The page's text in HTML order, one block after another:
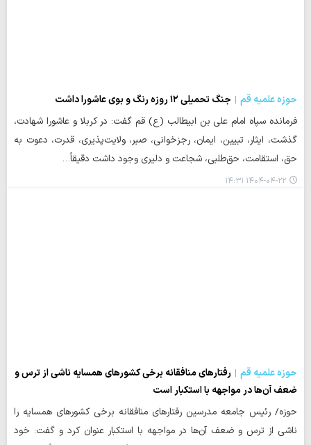
حوزه علمیه قم
جنگ تحمیلی ۱۲ روزه رنگ و بوی عاشورا داشت
فرمانده سپاه امام علی بن ابیطالب (ع) قم گفت: در کربلا و عاشورا شهادت،
گذشت، ایثار، تبیین، ایمان، رجزخوانی، صبر، ولایت‌پذیری، قدرت، دعوت به
حق، استقامت، حق‌طلبی، شجاعت و دلیری وجود داشت دقیقاً…
۱۴۰۴-۰۴-۲۲ ۱۴:۳۱
حوزه علمیه قم
رفتارهای منافقانه برخی کشورهای همسایه ناشی از ترس و
ضعف آن‌ها در مواجهه با استکبار است
حوزه/ رئیس جامعه مدرسین رفتارهای منافقانه برخی کشورهای همسایه را
ناشی از ترس و ضعف آن‌ها در مواجهه با استکبار عنوان کرد و گفت: خود